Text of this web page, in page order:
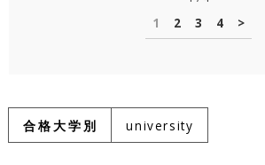
1 2 3 4 >
合格大学別 university